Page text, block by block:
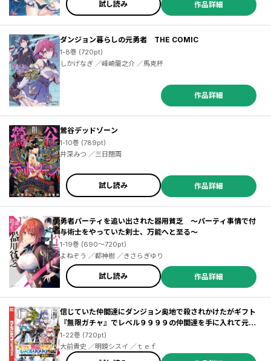
試し読み 作品詳細
ダンジョン暮らしの元勇者 THE COMIC
1-8巻 (720pt)
しかげなぎ ／峰崎龍之介 ／馬克杯
作品詳細
鶯谷デッドゾーン
1-10巻 (789pt)
井深みつ ／三日閉両
試し読み 作品詳細
勇者パーティを追い出された器用貧乏 ～パーティ事情で付
与術士をやっていた剣士、万能へと至る～
1-19巻 (690～720pt)
よねぞう ／都神樹 ／きさらぎゆり
試し読み 作品詳細
信じていた仲間達にダンジョン奥地で殺されかけたがギフト
『無限ガチャ』でレベル９９９９の仲間達を手に入れて元パ
ーティーメンバーと世界に復讐＆『ざまぁ！』します！
1-22巻 (720pt)
大前貴史 ／明鏡シスイ ／ｔｅｆ